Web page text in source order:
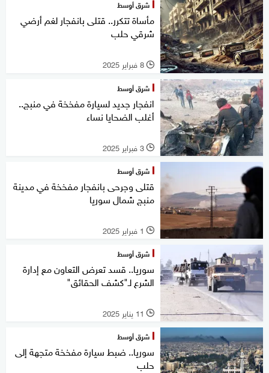
شرق أوسط
مأساة تتكرر.. قتلى بانفجار لغم أرضي
شرقي حلب
l 8 فبراير 2025
شرق أوسط
انفجار جديد لسيارة مفخخة في منبج..
أغلب الضحايا نساء
l 3 فبراير 2025
شرق أوسط
قتلى وجرحى بانفجار مفخخة في مدينة
منبج شمال سوريا
l 1 فبراير 2025
شرق أوسط
سوريا.. قسد تعرض التعاون مع إدارة
الشرع لـ"كشف الحقائق"
l 11 يناير 2025
شرق أوسط
سوريا.. ضبط سيارة مفخخة متجهة إلى
حلب